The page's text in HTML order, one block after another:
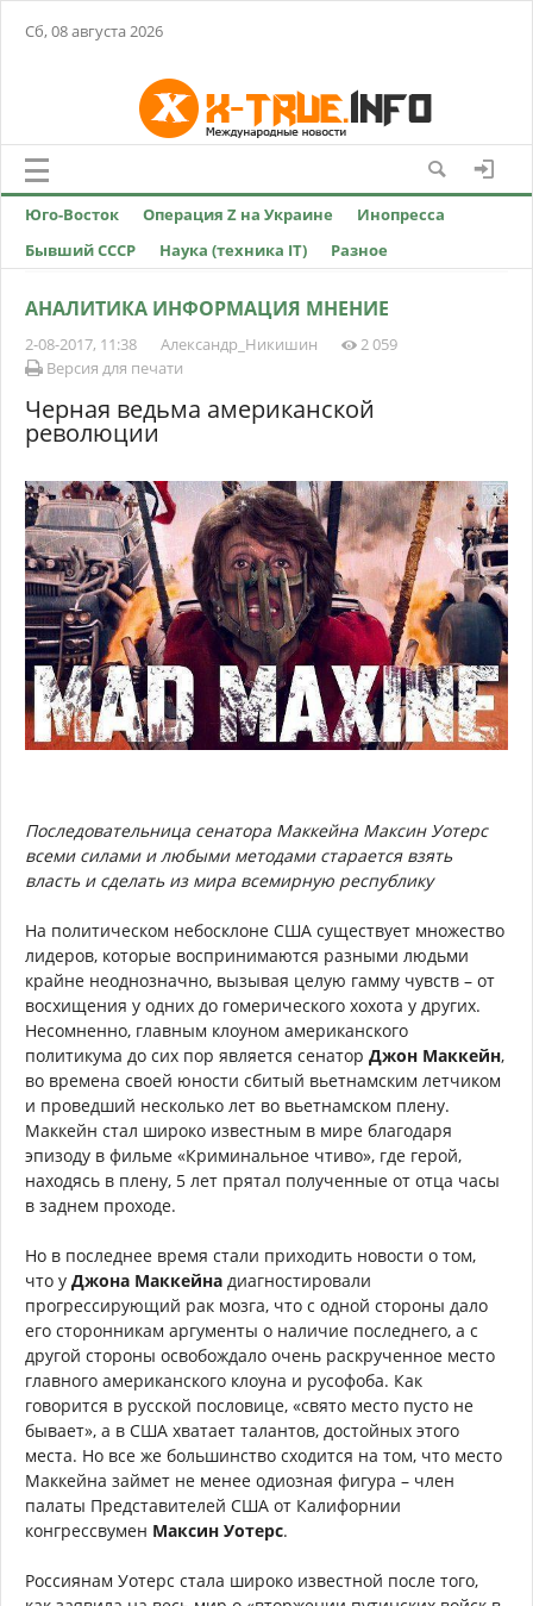
Сб, 08 августа 2026
Юго-Восток Операция Z на Украине
Инопресса
Бывший СССР
Наука (техника IT) Разное
АНАЛИТИКА ИНФОРМАЦИЯ МНЕНИЕ
2-08-2017, 11:38 Александр_Никишин
2 059
Версия для печати
Черная ведьма американской
революции
Последовательница сенатора Маккейна Максин Уотерс
всеми силами и любыми методами старается взять
власть и сделать из мира всемирную республику
На политическом небосклоне США существует множество
лидеров, которые воспринимаются разными людьми
крайне неоднозначно, вызывая целую гамму чувств – от
восхищения у одних до гомерического хохота у других.
Несомненно, главным клоуном американского
политикума до сих пор является сенатор Джон Маккейн,
во времена своей юности сбитый вьетнамским летчиком
и проведший несколько лет во вьетнамском плену.
Маккейн стал широко известным в мире благодаря
эпизоду в фильме «Криминальное чтиво», где герой,
находясь в плену, 5 лет прятал полученные от отца часы
в заднем проходе.
Но в последнее время стали приходить новости о том,
что у Джона Маккейна диагностировали
прогрессирующий рак мозга, что с одной стороны дало
его сторонникам аргументы о наличие последнего, а с
другой стороны освобождало очень раскрученное место
главного американского клоуна и русофоба. Как
говорится в русской пословице, «свято место пусто не
бывает», а в США хватает талантов, достойных этого
места. Но все же большинство сходится на том, что место
Маккейна займет не менее одиозная фигура – член
палаты Представителей США от Калифорнии
конгрессвумен Максин Уотерс.
Россиянам Уотерс стала широко известной после того,